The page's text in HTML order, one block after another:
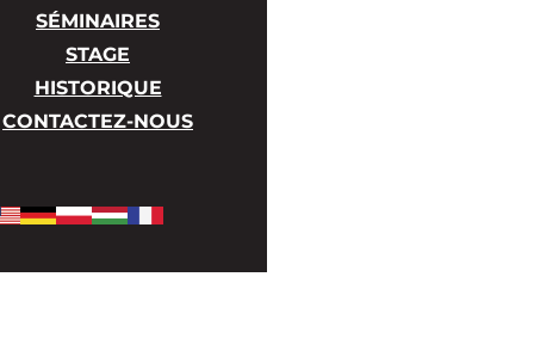
SÉMINAIRES
STAGE
HISTORIQUE
CONTACTEZ-NOUS